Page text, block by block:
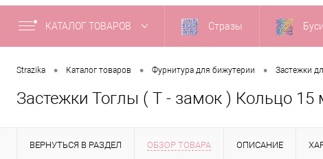
КАТАЛОГ ТОВАРОВ Стразы
Strazika • Каталог товаров • Фурнитура для бижутерии • Застежки
Застежки Тоглы ( Т - замок ) Кольцо
ВЕРНУТЬСЯ В РАЗДЕЛ ОБЗОР ТОВАРА ОПИСАНИЕ